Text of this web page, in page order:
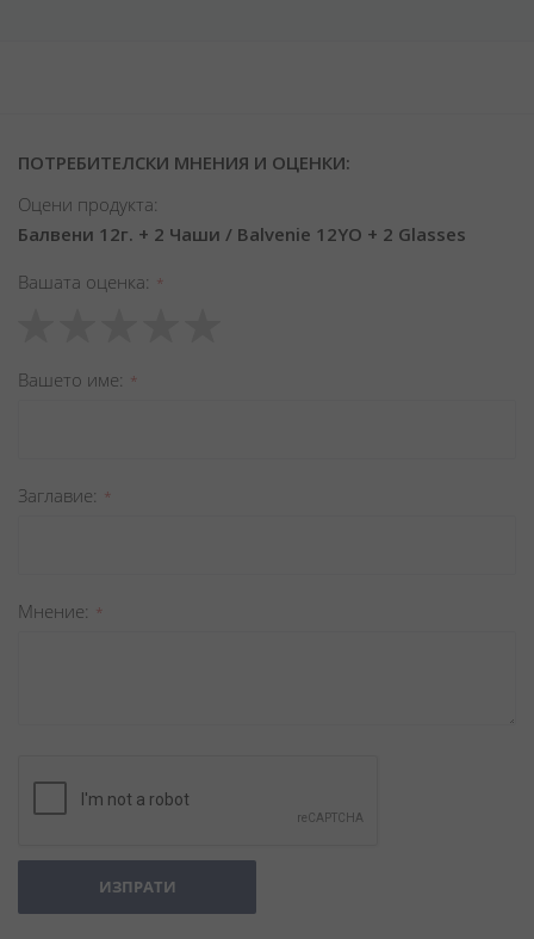
ПОТРЕБИТЕЛСКИ МНЕНИЯ И ОЦЕНКИ:
Оцени продукта:
Балвени 12г. + 2 Чаши / Balvenie 12YO + 2 Glasses
Вашата оценка
star
stars
stars
stars
stars
Вашето име
Заглавиe
Мнение
ИЗПРАТИ